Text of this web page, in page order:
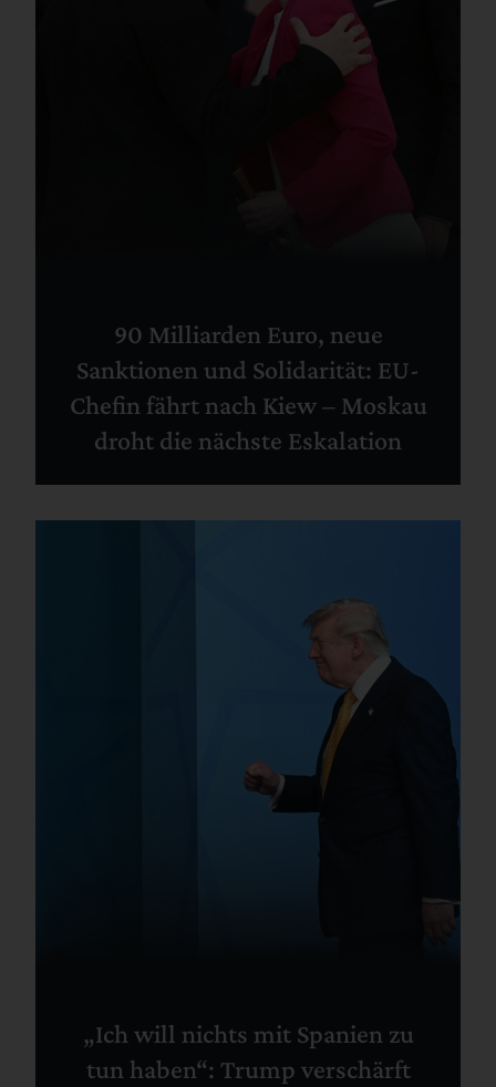
90 Milliarden Euro, neue
Sanktionen und Solidarität: EU-
Chefin fährt nach Kiew – Moskau
droht die nächste Eskalation
„Ich will nichts mit Spanien zu
tun haben“: Trump verschärft